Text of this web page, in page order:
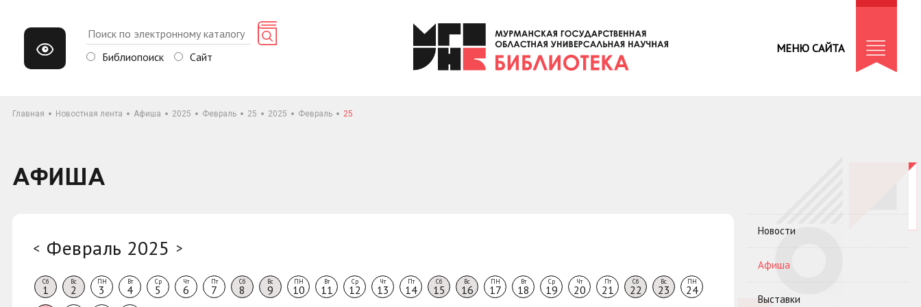
Библиопоиск Сайт
МЕНЮ САЙТА
Главная Новостная лента Афиша 2025 Февраль 25 2025 Февраль 25
АФИША
< Февраль 2025 >
Сб
1
Вс
2
ПН
3
Вт
4
Ср
5
Чт
6
Пт
7
Сб
8
Вс
9
ПН
10
Вт
11
Ср
12
Чт
13
Пт
14
Сб
15
Вс
16
ПН
17
Вт
18
Ср
19
Чт
20
Пт
21
Сб
22
Вс
23
ПН
24
Новости
Афиша
Выставки